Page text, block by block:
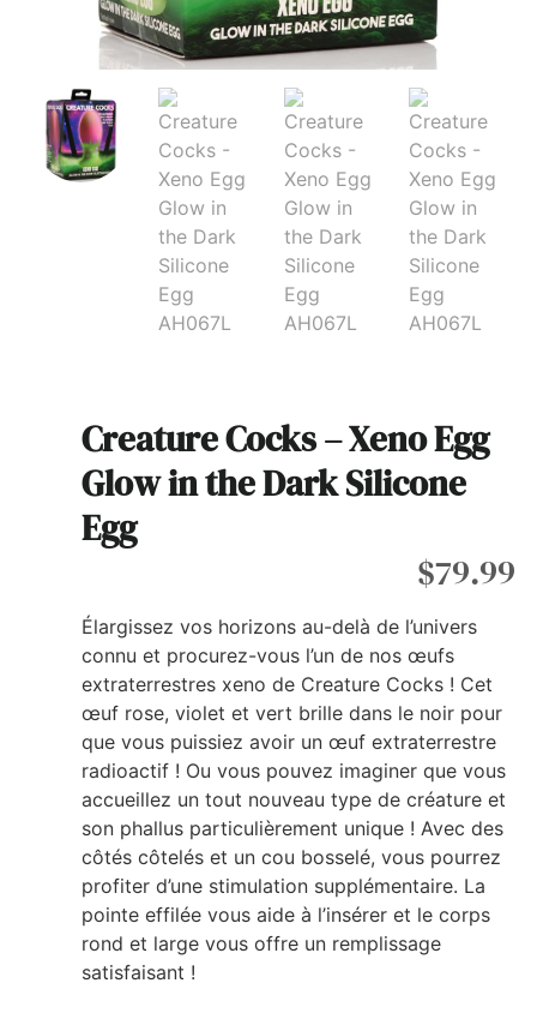
Creature Cocks – Xeno Egg
Glow in the Dark Silicone
Egg
$79.99
Élargissez vos horizons au-delà de l’univers
connu et procurez-vous l’un de nos œufs
extraterrestres xeno de Creature Cocks ! Cet
œuf rose, violet et vert brille dans le noir pour
que vous puissiez avoir un œuf extraterrestre
radioactif ! Ou vous pouvez imaginer que vous
accueillez un tout nouveau type de créature et
son phallus particulièrement unique ! Avec des
côtés côtelés et un cou bosselé, vous pourrez
profiter d’une stimulation supplémentaire. La
pointe effilée vous aide à l’insérer et le corps
rond et large vous offre un remplissage
satisfaisant !